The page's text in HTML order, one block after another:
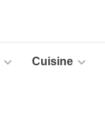
Cuisine